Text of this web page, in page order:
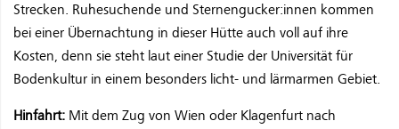
Strecken. Ruhesuchende und Sternengucker:innen kommen
bei einer Übernachtung in dieser Hütte auch voll auf ihre
Kosten, denn sie steht laut einer Studie der Universität für
Bodenkultur in einem besonders licht- und lärmarmen Gebiet.
Hinfahrt: Mit dem Zug von Wien oder Klagenfurt nach